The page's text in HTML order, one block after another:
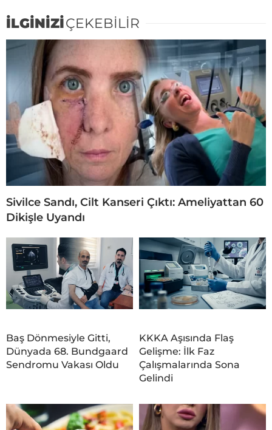
İLGİNİZİÇEKEBİLİR
Sivilce Sandı, Cilt Kanseri Çıktı: Ameliyattan 60
Dikişle Uyandı
Baş Dönmesiyle Gitti,
Dünyada 68. Bundgaard
Sendromu Vakası Oldu
KKKA Aşısında Flaş
Gelişme: İlk Faz
Çalışmalarında Sona
Gelindi